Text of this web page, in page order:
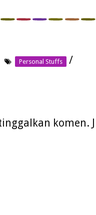
Personal Stuffs
/
komen.